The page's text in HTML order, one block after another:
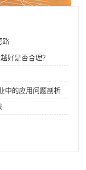
路
好是否合理？
中的应用问题剖析